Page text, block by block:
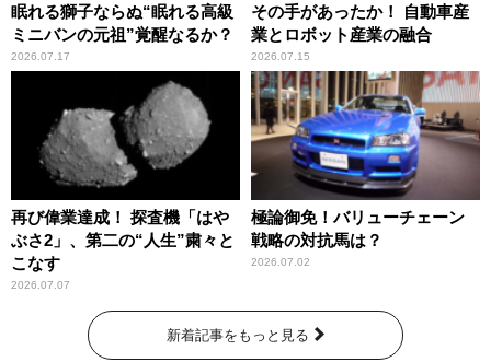
眠れる獅子ならぬ“眠れる高級
ミニバンの元祖”覚醒なるか？
2026.07.17
その手があったか！ 自動車産
業とロボット産業の融合
2026.07.15
再び偉業達成！ 探査機「はや
ぶさ2」、第二の“人生”粛々と
こなす
2026.07.07
極論御免！バリューチェーン
戦略の対抗馬は？
2026.07.02
新着記事をもっと見る